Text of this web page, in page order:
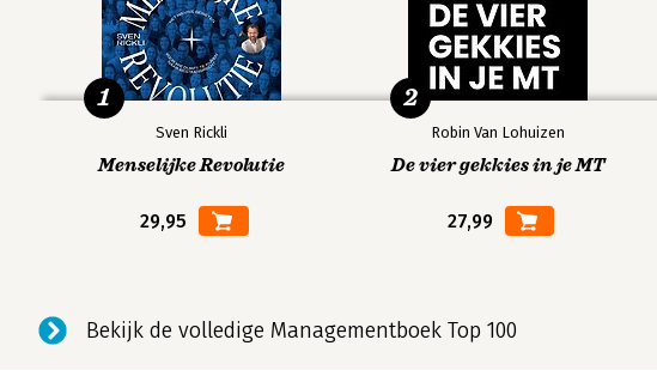
Sven Rickli
Menselijke Revolutie
29,95
1
Robin Van Lohuizen
De vier gekkies in je MT
27,99
2
Bekijk de volledige Managementboek Top 100